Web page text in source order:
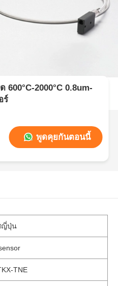
600°C-2000°C 0.8um-
ร์
พูดคุยกันตอนนี้
ญี่ปุ่น
TNE